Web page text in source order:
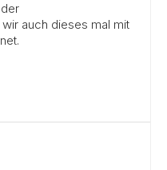
auch dieses mal mit